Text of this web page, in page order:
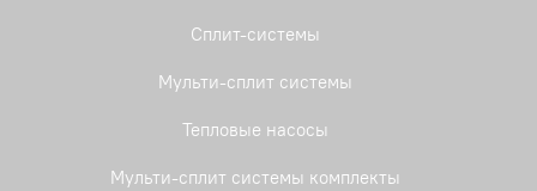
Сплит-системы
Мульти-сплит системы
Тепловые насосы
Мульти-сплит системы комплекты